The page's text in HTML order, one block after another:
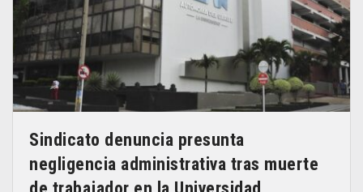
Sindicato denuncia presunta
negligencia administrativa tras muerte